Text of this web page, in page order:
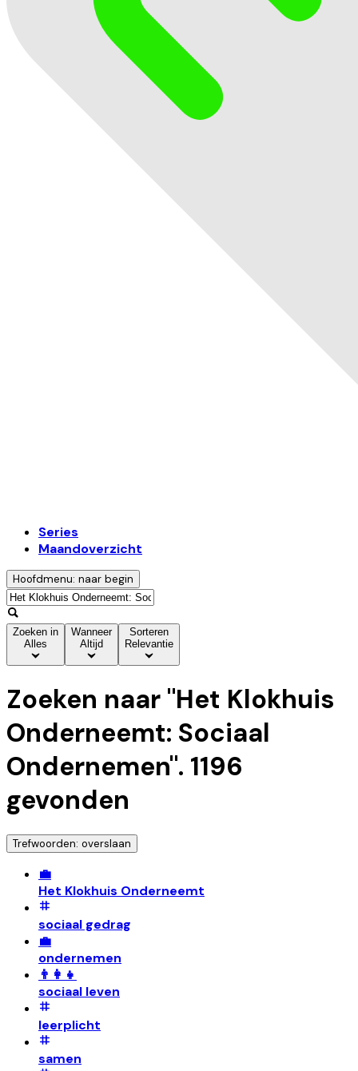
Series
Maandoverzicht
Hoofdmenu: naar begin
Zoeken in
Alles
Wanneer
Altijd
Sorteren
Relevantie
Zoeken naar "Het Klokhuis
Onderneemt: Sociaal
Ondernemen". 1196
gevonden
Trefwoorden: overslaan
💼
Het Klokhuis Onderneemt
sociaal gedrag
💼
ondernemen
👨‍👩‍👧
sociaal leven
leerplicht
samen